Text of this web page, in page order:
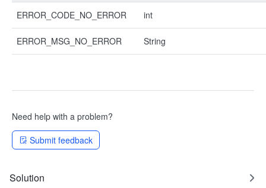
ERROR_CODE_NO_ERROR int
ERROR_MSG_NO_ERROR String
Need help with a problem?
Submit feedback
Solution